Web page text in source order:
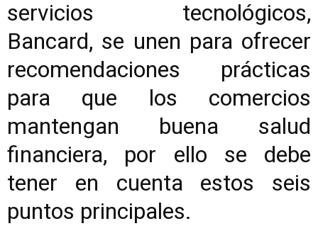
servicios tecnológicos,
Bancard, se unen para ofrecer
recomendaciones prácticas
para que los comercios
mantengan buena salud
financiera, por ello se debe
tener en cuenta estos seis
puntos principales.